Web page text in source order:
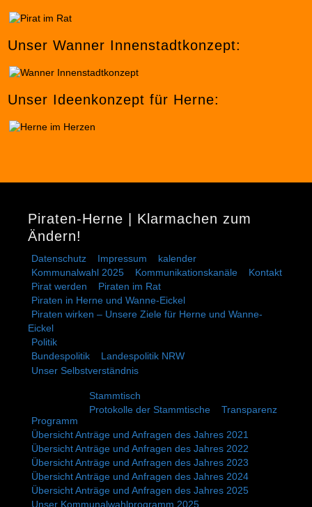
Unser Wanner Innenstadtkonzept:
Unser Ideenkonzept für Herne:
Piraten-Herne | Klarmachen zum
Ändern!
Datenschutz Impressum
kalender
Kommunalwahl 2025
Kommunikationskanäle
Kontakt
Pirat werden
Piraten im Rat
Piraten in Herne und Wanne-Eickel
Piraten wirken – Unsere Ziele für Herne und Wanne-
Eickel
Politik
Bundespolitik
Landespolitik NRW
Unser Selbstverständnis
Programm
Stammtisch
Protokolle der Stammtische
Transparenz
Übersicht Anträge und Anfragen des Jahres 2021
Übersicht Anträge und Anfragen des Jahres 2022
Übersicht Anträge und Anfragen des Jahres 2023
Übersicht Anträge und Anfragen des Jahres 2024
Übersicht Anträge und Anfragen des Jahres 2025
Unser Kommunalwahlprogramm 2025